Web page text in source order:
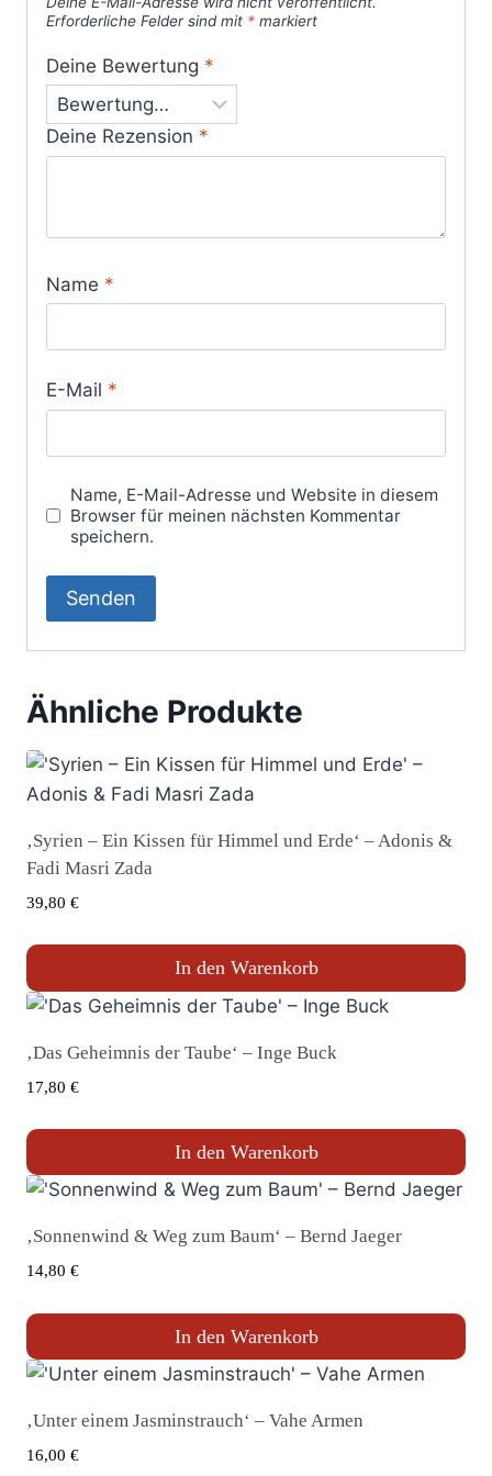
Erforderliche Felder sind mit * markiert
Deine Bewertung *
Deine Rezension *
Name *
E-Mail *
Name, E-Mail-Adresse und Website in diesem
Browser für meinen nächsten Kommentar
speichern.
Ähnliche Produkte
‚Syrien – Ein Kissen für Himmel und Erde‘ – Adonis &
Fadi Masri Zada
39,80 €
In den Warenkorb
‚Das Geheimnis der Taube‘ – Inge Buck
17,80 €
In den Warenkorb
‚Sonnenwind & Weg zum Baum‘ – Bernd Jaeger
14,80 €
In den Warenkorb
‚Unter einem Jasminstrauch‘ – Vahe Armen
16,00 €